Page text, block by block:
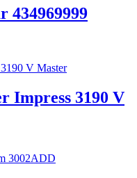
434969999
Impress 3190 V